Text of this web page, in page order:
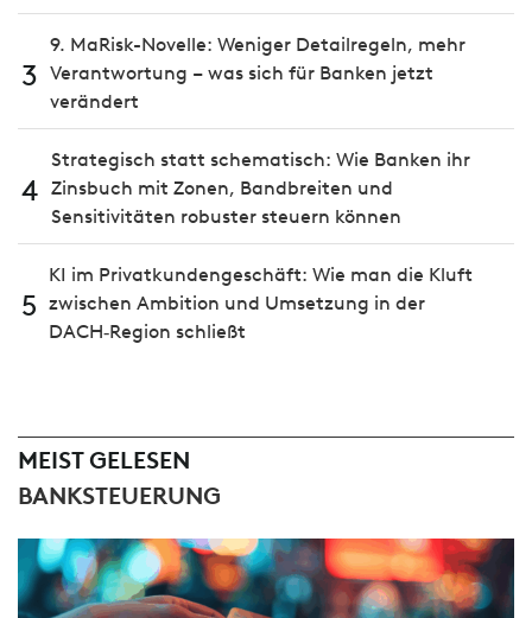
3
9. MaRisk-Novelle: Weniger Detailregeln, mehr
Verantwortung – was sich für Banken jetzt
verändert
4
Strategisch statt schematisch: Wie Banken ihr
Zinsbuch mit Zonen, Bandbreiten und
Sensitivitäten robuster steuern können
5
KI im Privatkundengeschäft: Wie man die Kluft
zwischen Ambition und Umsetzung in der
DACH‑Region schließt
MEIST GELESEN
BANKSTEUERUNG